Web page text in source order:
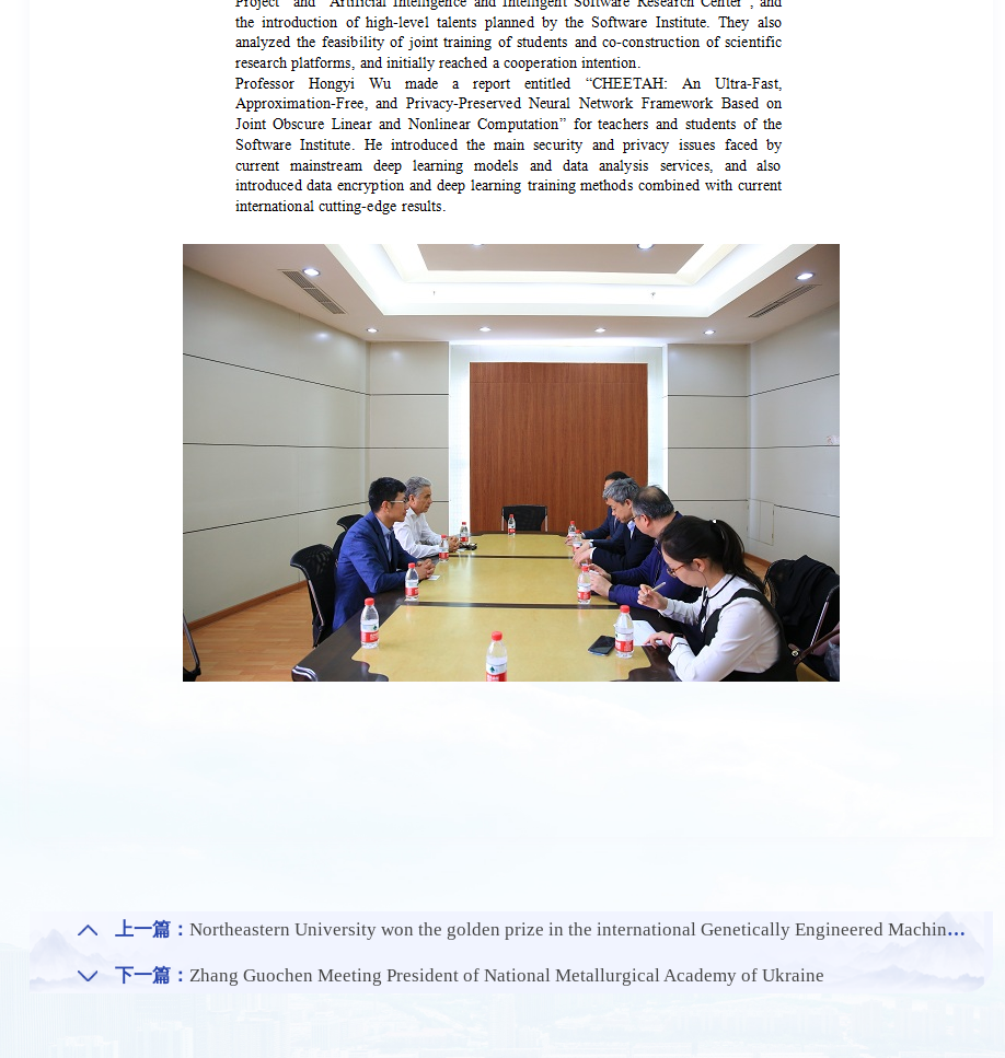
上一篇： Northeastern University won the golden prize in the international Genetically Engineered Machine Competition
下一篇： Zhang Guochen Meeting President of National Metallurgical Academy of Ukraine